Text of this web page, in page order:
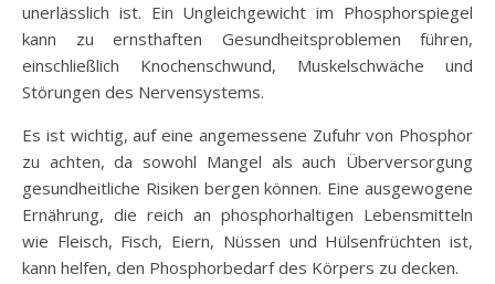
unerlässlich ist. Ein Ungleichgewicht im Phosphorspiegel
kann zu ernsthaften Gesundheitsproblemen führen,
einschließlich Knochenschwund, Muskelschwäche und
Störungen des Nervensystems.
Es ist wichtig, auf eine angemessene Zufuhr von Phosphor
zu achten, da sowohl Mangel als auch Überversorgung
gesundheitliche Risiken bergen können. Eine ausgewogene
Ernährung, die reich an phosphorhaltigen Lebensmitteln
wie Fleisch, Fisch, Eiern, Nüssen und Hülsenfrüchten ist,
kann helfen, den Phosphorbedarf des Körpers zu decken.